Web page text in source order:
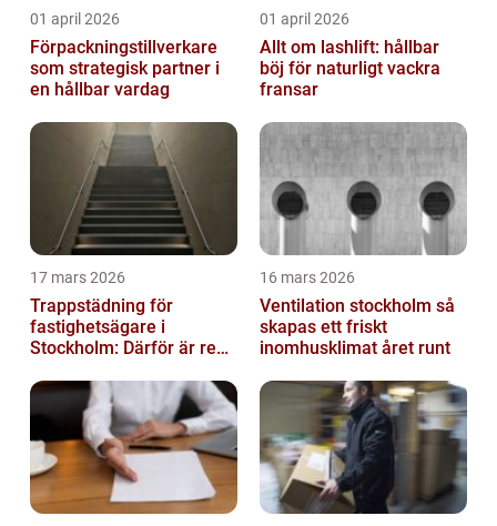
01 april 2026
Förpackningstillverkare
som strategisk partner i
en hållbar vardag
01 april 2026
Allt om lashlift: hållbar
böj för naturligt vackra
fransar
17 mars 2026
Trappstädning för
fastighetsägare i
Stockholm: Därför är rena
investering
16 mars 2026
Ventilation stockholm så
skapas ett friskt
inomhusklimat året runt